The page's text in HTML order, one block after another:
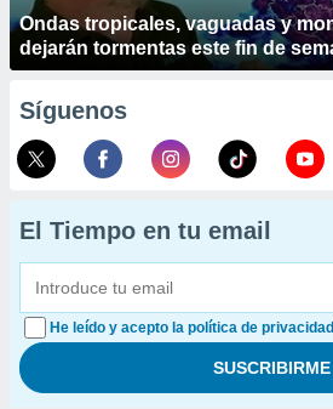
Ondas tropicales, vaguadas y
dejarán tormentas este fin de
Síguenos
El Tiempo en tu email
He leído y acepto la política de